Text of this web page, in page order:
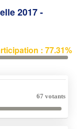
2017 -
: 77.31%
67 votants